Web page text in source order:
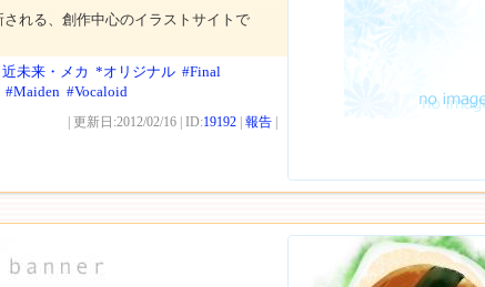
される、創作中心のイラストサイトで
未来・メカ *オリジナル #Final
#Maiden #Vocaloid
| 更新日:2012/02/16 | ID:19192 報告